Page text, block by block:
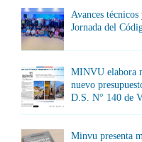
Avances
Jornada del
MINVU elabora
nuevo
D.S. N° 140 de
Minvu presenta